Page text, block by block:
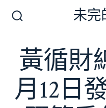
切
換
開
關
未完
黃循財
月12日